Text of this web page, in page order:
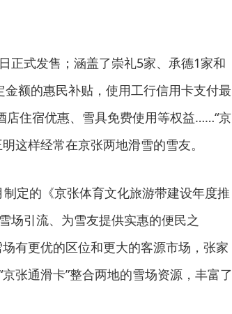
式发售；涵盖了崇礼5家、承德1家和
额的惠民补贴，使用工行信用卡支付最
店住宿优惠、雪具免费使用等权益……“京
这样经常在京张两地滑雪的雪友。
定的《京张体育文化旅游带建设年度推
场引流、为雪友提供实惠的便民之
有更优的区位和更大的客源市场，张家
张通滑卡”整合两地的雪场资源，丰富了